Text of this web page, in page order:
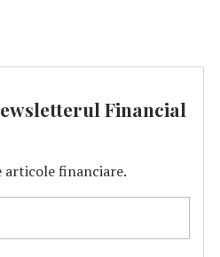
Financial
articole financiare.